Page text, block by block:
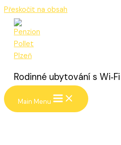
Přeskočit na obsah
Rodinné ubytování s Wi‑Fi
Main Menu